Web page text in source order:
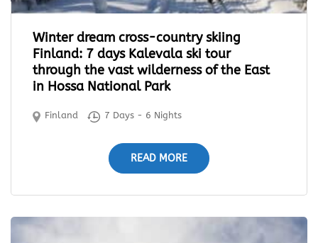
Winter dream cross-country skiing
Finland: 7 days Kalevala ski tour
through the vast wilderness of the East
in Hossa National Park
Finland 7 Days - 6 Nights
READ MORE